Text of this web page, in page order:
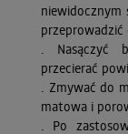
niewidocznym
przeprowadzić
. Nasączyć
przecierać
. Zmywać do
matowa i
. Po